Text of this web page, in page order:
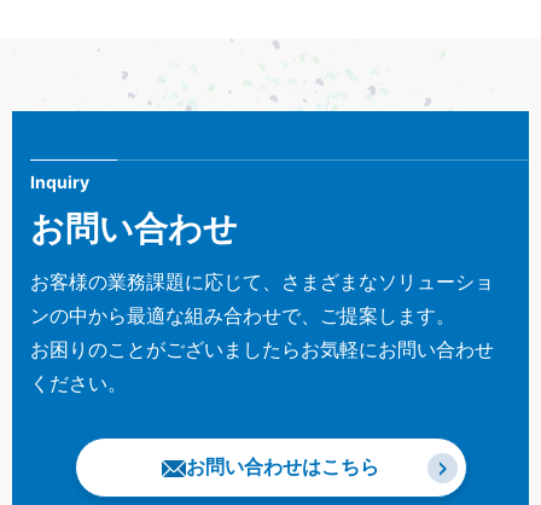
Inquiry
お問い合わせ
お客様の業務課題に応じて、さまざまなソリューショ
ンの中から最適な組み合わせで、ご提案します。
お困りのことがございましたらお気軽にお問い合わせ
ください。
お問い合わせはこちら